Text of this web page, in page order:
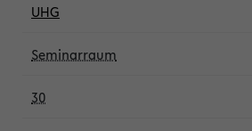
UHG
Seminarraum
30